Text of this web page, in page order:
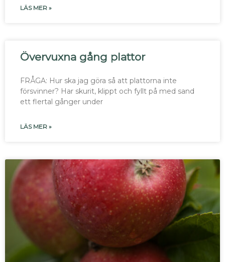
LÄS MER »
Övervuxna gång plattor
FRÅGA: Hur ska jag göra så att plattorna inte
försvinner? Har skurit, klippt och fyllt på med sand
ett flertal gånger under
LÄS MER »